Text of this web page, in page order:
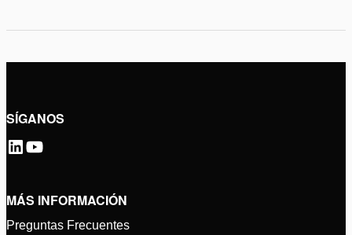
SÍGANOS
MÁS INFORMACIÓN
Preguntas Frecuentes